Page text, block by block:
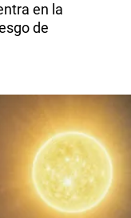
en la
de